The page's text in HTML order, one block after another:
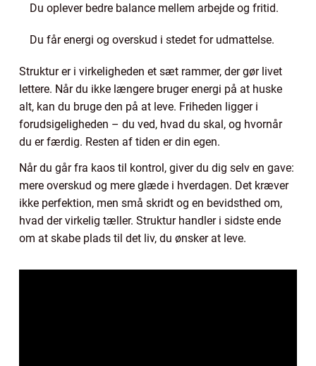
Du oplever bedre balance mellem arbejde og fritid.
Du får energi og overskud i stedet for udmattelse.
Struktur er i virkeligheden et sæt rammer, der gør livet
lettere. Når du ikke længere bruger energi på at huske
alt, kan du bruge den på at leve. Friheden ligger i
forudsigeligheden – du ved, hvad du skal, og hvornår
du er færdig. Resten af tiden er din egen.
Når du går fra kaos til kontrol, giver du dig selv en gave:
mere overskud og mere glæde i hverdagen. Det kræver
ikke perfektion, men små skridt og en bevidsthed om,
hvad der virkelig tæller. Struktur handler i sidste ende
om at skabe plads til det liv, du ønsker at leve.